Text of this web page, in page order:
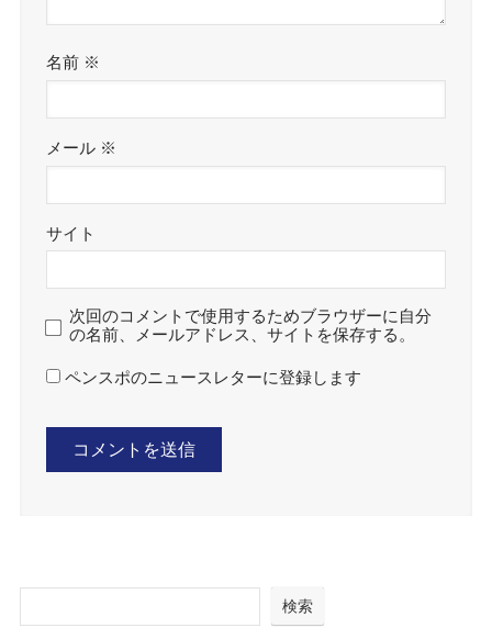
名前 ※
メール ※
サイト
次回のコメントで使用するためブラウザーに自分
の名前、メールアドレス、サイトを保存する。
ペンスポのニュースレターに登録します
検索